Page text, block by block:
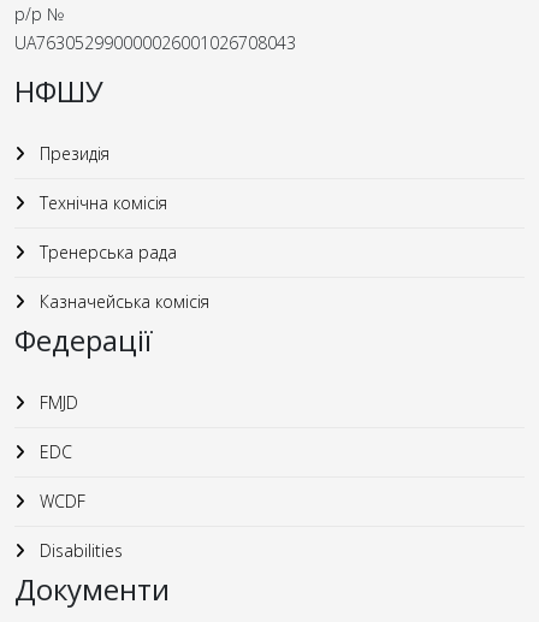
р/р №
UA763052990000026001026708043
НФШУ
Президія
Технічна комісія
Тренерська рада
Казначейська комісія
Федерації
FMJD
EDC
WCDF
Disabilities
Документи